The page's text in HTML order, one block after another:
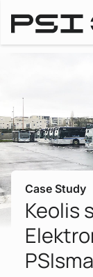
Case Study
Keolis